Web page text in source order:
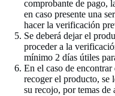
comprobante de pago,
en caso presente una
hacer la verificación
Se deberá dejar el
proceder a la
mínimo 2 días útiles
En el caso de
recoger el producto, se
su recojo, por temas de